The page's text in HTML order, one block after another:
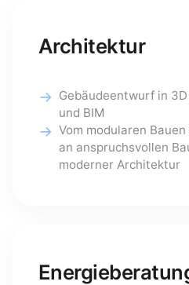
Architektur
Gebäudeentwurf in
und BIM
Vom modularen
an anspruchsvollen
moderner Architektur